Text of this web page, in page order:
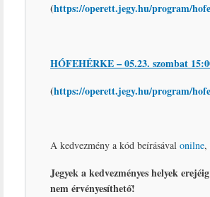
(https://operett.jegy.hu/program/
HÓFEHÉRKE – 05.23. szombat
(https://operett.jegy.hu/program/
A kedvezmény a kód beírásával onilne,
Jegyek a kedvezményes helyek
nem érvényesíthető!